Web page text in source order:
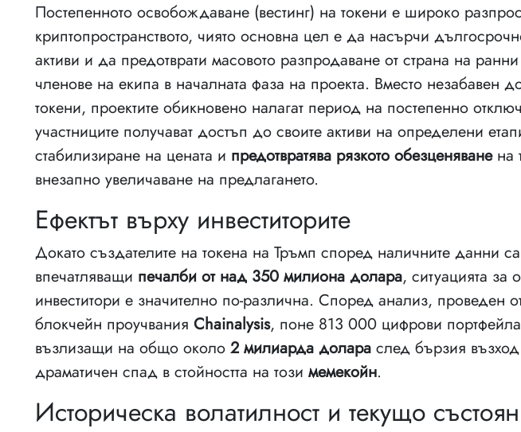
Постепенното освобождаване (вестинг) на токени е широко
криптопространството, чиято основна цел е да насърчи
активи и да предотврати масовото разпродаване от страна на
членове на екипа в началната фаза на проекта. Вместо незабавен
токени, проектите обикновено налагат период на постепенно
участниците получават достъп до своите активи на определени
стабилизиране на цената и предотвратява рязкото обезценяванена
внезапно увеличаване на предлагането.
Ефектът върху инвеститорите
Докато създателите на токена на Тръмп според наличните данни
впечатляващи печалби от над 350 милиона долара, ситуацията за
инвеститори е значително по-различна. Според анализ, проведен
блокчейн проучвания Chainalysis, поне 813 000 цифрови
възлизащи на общо около 2 милиарда долара след бързия
драматичен спад в стойността на този мемекойн.
Историческа волатилност и текущо